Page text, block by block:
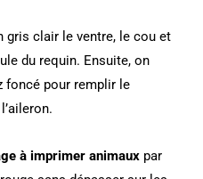
gris clair le ventre, le cou et
du requin. Ensuite, on
foncé pour remplir le
à imprimer animaux par